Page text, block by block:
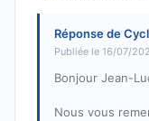
Réponse de
Publiée le 16/07/
Bonjour Jean-
Nous vous